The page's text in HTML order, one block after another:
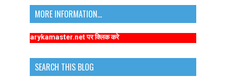
MORE INFORMATION...
पर क्लिक करे
SEARCH THIS BLOG